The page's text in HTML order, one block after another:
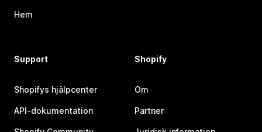
Hem
Support
Shopifys hjälpcenter
API-dokumentation
Shopify
Om
Partner